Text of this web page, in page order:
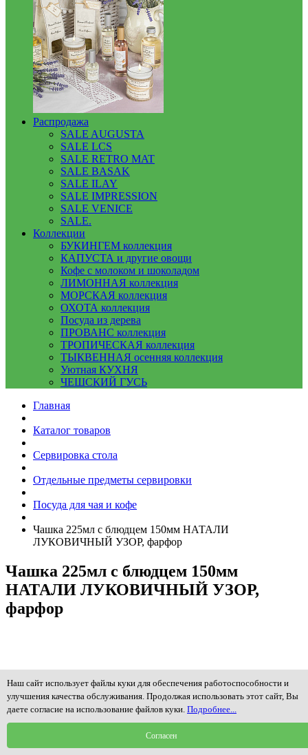
Распродажа
SALE AUGUSTA
SALE LCS
SALE RETRO MAT
SALE BASAK
SALE ILAY
SALE IMPRESSION
SALE VENICE
SALE.
Коллекции
БУКИНГЕМ коллекция
КАПУСТА и другие овощи
Кофе с молоком и шоколадом
ЛИМОННАЯ коллекция
МОРСКАЯ коллекция
ОХОТА коллекция
Посуда из дерева
ПРОВАНС коллекция
ТРОПИЧЕСКАЯ коллекция
ТЫКВЕННАЯ осенняя коллекция
Уютная КУХНЯ
ЧЕШСКИЙ ГУСЬ
Главная
Каталог товаров
Сервировка стола
Отдельные предметы сервировки
Посуда для чая и кофе
Чашка 225мл с блюдцем 150мм НАТАЛИ
ЛУКОВИЧНЫЙ УЗОР, фарфор
Чашка 225мл с блюдцем 150мм
НАТАЛИ ЛУКОВИЧНЫЙ УЗОР,
фарфор
Наш сайт использует файлы куки для обеспечения работоспособности и
улучшения качества обслуживания. Продолжая использовать этот сайт, Вы
даете согласие на использование файлов куки. Подробнее...
Согласен